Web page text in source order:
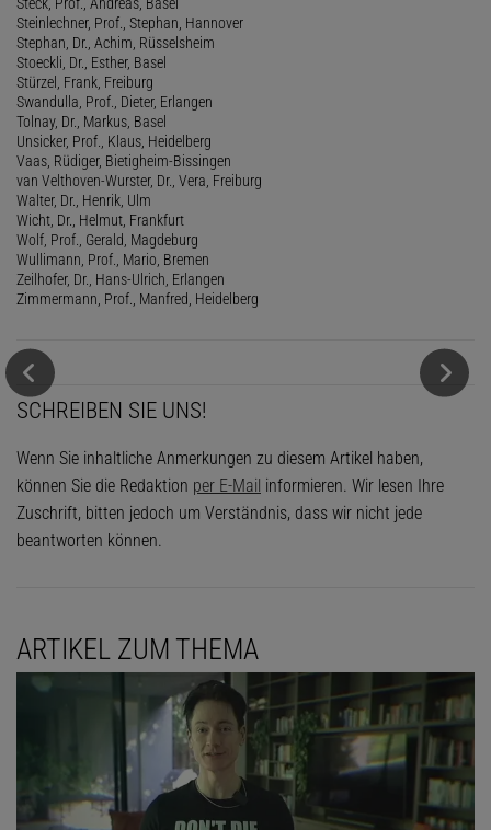
Steinlechner, Prof., Stephan, Hannover
Stephan, Dr., Achim, Rüsselsheim
Stoeckli, Dr., Esther, Basel
Stürzel, Frank, Freiburg
Swandulla, Prof., Dieter, Erlangen
Tolnay, Dr., Markus, Basel
Unsicker, Prof., Klaus, Heidelberg
Vaas, Rüdiger, Bietigheim-Bissingen
van Velthoven-Wurster, Dr., Vera, Freiburg
Walter, Dr., Henrik, Ulm
Wicht, Dr., Helmut, Frankfurt
Wolf, Prof., Gerald, Magdeburg
Wullimann, Prof., Mario, Bremen
Zeilhofer, Dr., Hans-Ulrich, Erlangen
Zimmermann, Prof., Manfred, Heidelberg
SCHREIBEN SIE UNS!
Wenn Sie inhaltliche Anmerkungen zu diesem Artikel haben,
können Sie die Redaktion per E-Mail informieren. Wir lesen Ihre
Zuschrift, bitten jedoch um Verständnis, dass wir nicht jede
beantworten können.
ARTIKEL ZUM THEMA